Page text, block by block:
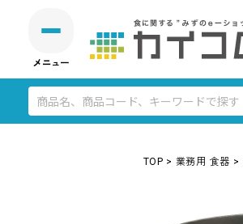
TOP 業務用 食器